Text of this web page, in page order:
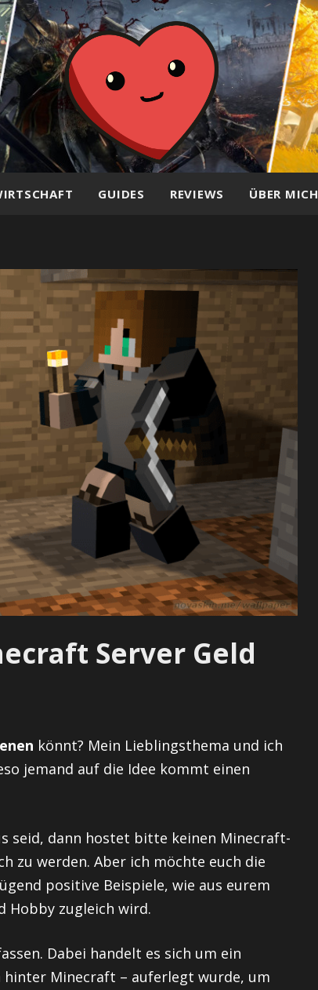
GUIDES REVIEWS ÜBER MICH
Server Geld
könnt? Mein Lieblingsthema und ich
jemand auf die Idee kommt einen
seid, dann hostet bitte keinen Minecraft-
zu werden. Aber ich möchte euch die
positive Beispiele, wie aus eurem
Hobby zugleich wird.
Dabei handelt es sich um ein
hinter Minecraft – auferlegt wurde, um